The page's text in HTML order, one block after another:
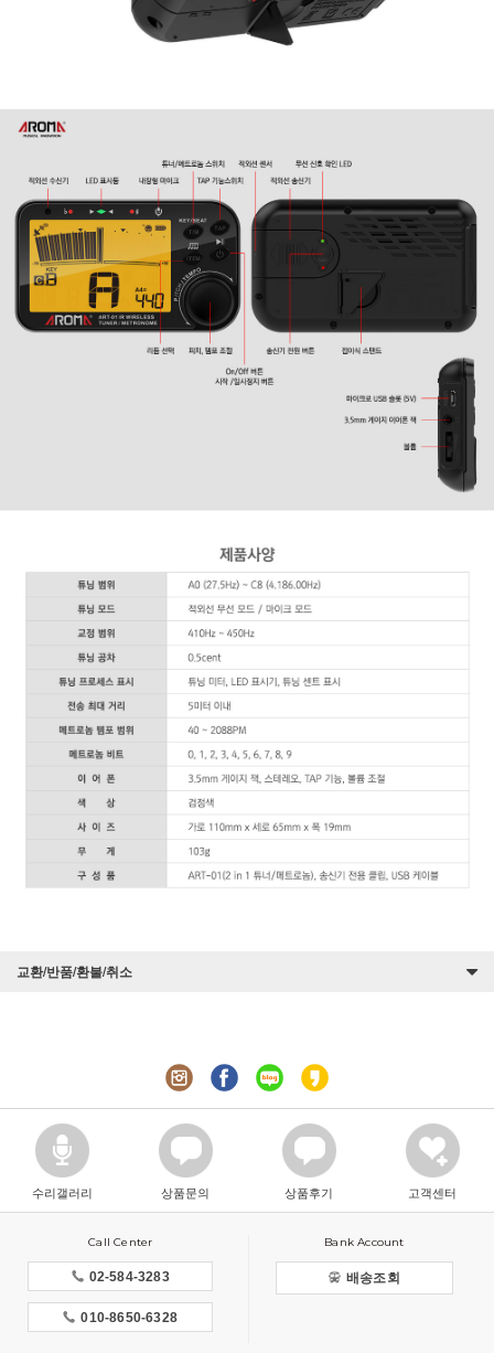
교환/반품/환불/취소
수리갤러리 상품문의 상품후기 고객센터
Call Center
02-584-3283
010-8650-6328
Bank Account
배송조회